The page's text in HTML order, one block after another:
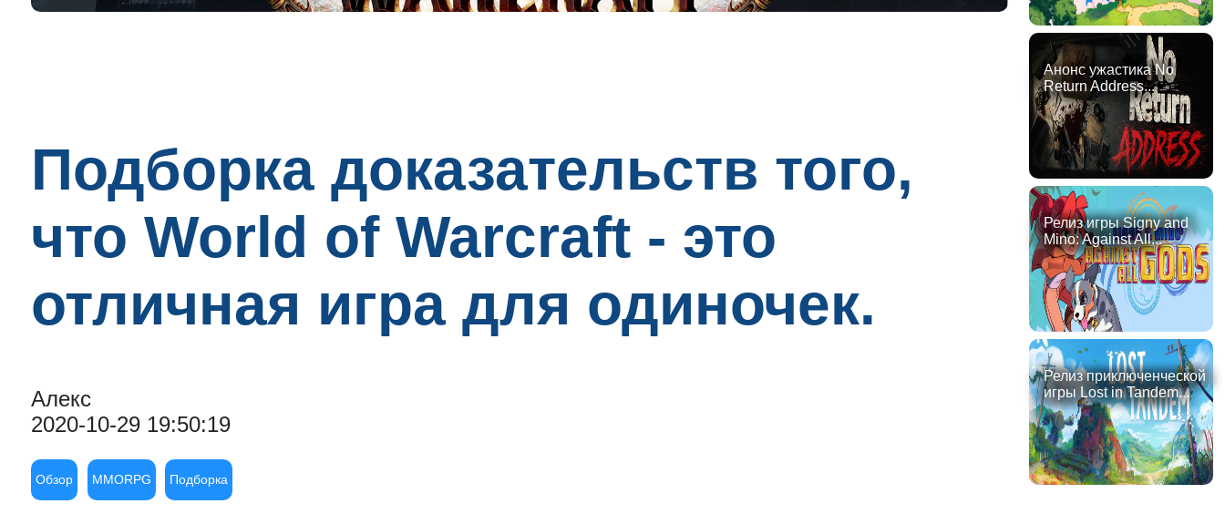
Подборка доказательств того,
что World of Warcraft - это
отличная игра для одиночек.
Алекс
2020-10-29 19:50:19
Обзор MMORPG Подборка
Анонс ужастика No
Return Address...
Релиз игры Signy and
Mino: Against All...
Релиз приключенческой
игры Lost in Tandem...